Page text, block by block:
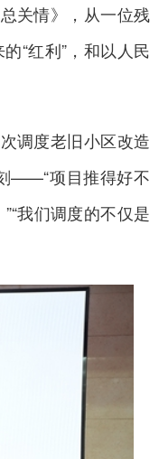
关情》，从一位残
“红利”，和以人民
调度老旧小区改造
——“项目推得好不
我们调度的不仅是